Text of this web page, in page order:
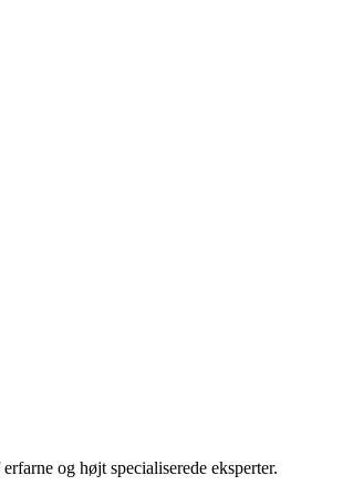
og højt specialiserede eksperter.